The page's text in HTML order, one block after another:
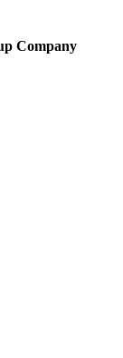
Company